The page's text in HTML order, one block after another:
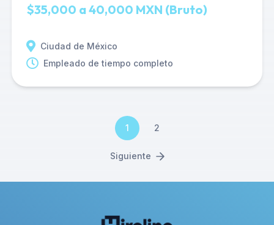
$35,000 a 40,000 MXN (Bruto)
Ciudad de México
Empleado de tiempo completo
1 2
Siguiente